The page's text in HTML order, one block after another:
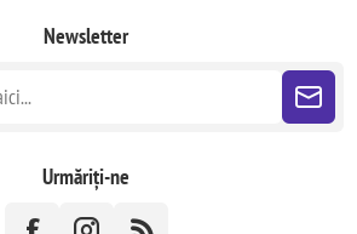
Newsletter
Urmăriți-ne